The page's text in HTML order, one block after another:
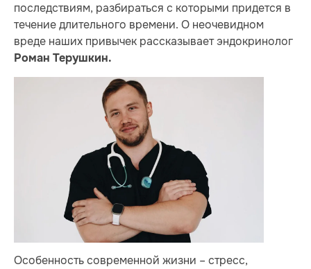
последствиям, разбираться с которыми придется в
течение длительного времени. О неочевидном
вреде наших привычек рассказывает эндокринолог
Роман Терушкин.
Особенность современной жизни – стресс,